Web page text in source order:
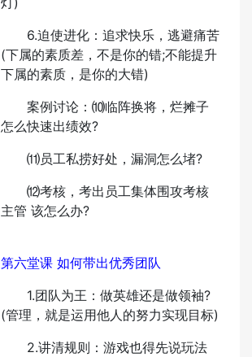
6.迫使进化：追求快乐，逃避痛苦
(下属的素质差，不是你的错;不能提升
下属的素质，是你的大错)
案例讨论：⑽临阵换将，烂摊子
怎么快速出绩效?
⑾员工私捞好处，漏洞怎么堵?
⑿考核，考出员工集体围攻考核
主管 该怎么办?
第六堂课 如何带出优秀团队
1.团队为王：做英雄还是做领袖?
(管理，就是运用他人的努力实现目标)
2.讲清规则：游戏也得先说玩法